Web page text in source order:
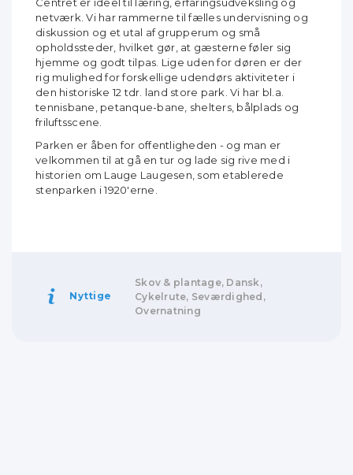
netværk. Vi har rammerne til fælles undervisning og
diskussion og et utal af grupperum og små
opholdssteder, hvilket gør, at gæsterne føler sig
hjemme og godt tilpas. Lige uden for døren er der
rig mulighed for forskellige udendørs aktiviteter i
den historiske 12 tdr. land store park. Vi har bl.a.
tennisbane, petanque-bane, shelters, bålplads og
friluftsscene.
Parken er åben for offentligheden - og man er
velkommen til at gå en tur og lade sig rive med i
historien om Lauge Laugesen, som etablerede
stenparken i 1920'erne.
Nyttige
Skov & plantage, Dansk,
Cykelrute, Seværdighed,
Overnatning